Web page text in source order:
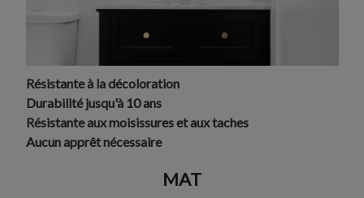
Résistante à la décoloration
Durabilité jusqu'à 10 ans
Résistante aux moisissures et aux taches
Aucun apprêt nécessaire
MAT